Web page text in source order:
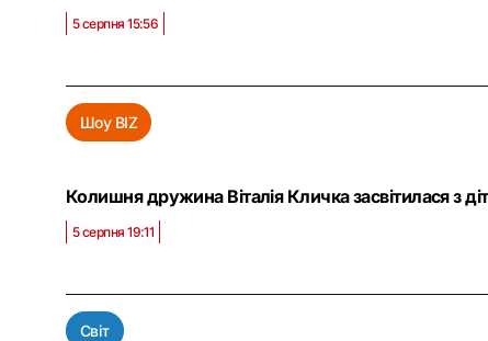
5 серпня 15:56
Шоу BIZ
Колишня дружина Віталія Кличка засвітилася з
5 серпня 19:11
Світ